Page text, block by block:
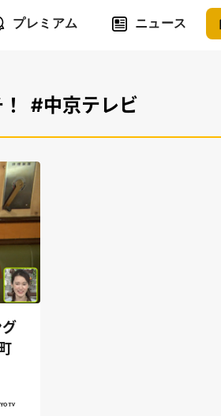
プレミアム ニュース
#中京テレビ